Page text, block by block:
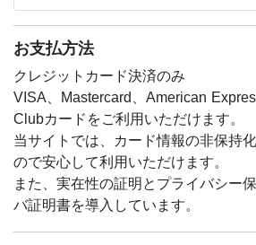
◎日時：5月5日（木・祝）10:00～
◎対象：6歳～15歳
◎講師：西上いつき先生（元・鉄道運
◎参加費：無料 (応援チケット
チケットと一緒です)
お支払方法
クレジットカード決済のみ
VISA、Mastercard、American
Clubカードをご利用いただけます。
当サイトでは、カード情報の非保持
ので安心して利用いただけます。
また、実在性の証明とプライバシー
バ証明書を導入しています。